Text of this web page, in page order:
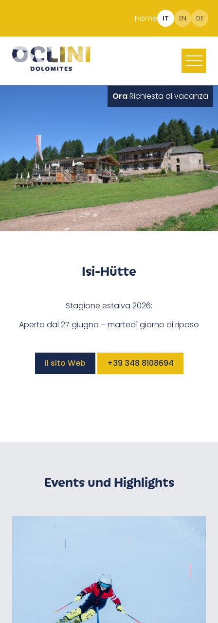
Home IT EN DE
OraRichiesta di vacanza
Isi-Hütte
Stagione estaiva 2026:
Aperto dal 27 giugno – martedì giorno di riposo
Il sito Web +39 348 8108694
Events und Highlights